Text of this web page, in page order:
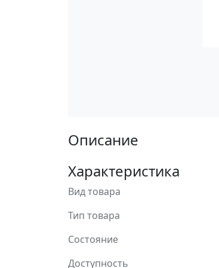
Описание
Характеристика
Вид товара
Тип товара
Состояние
Доступность